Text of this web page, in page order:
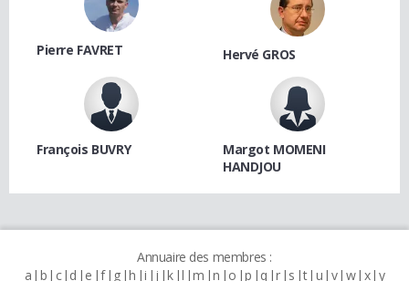
Pierre FAVRET Hervé GROS
François BUVRY
Margot MOMENI
HANDJOU
Annuaire des membres :
a b c d e f g h i j k l m n o p q r s t u v w x y